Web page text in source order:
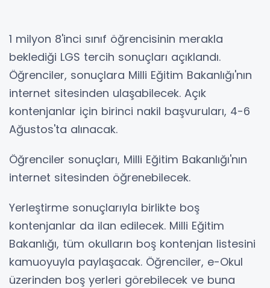
1 milyon 8'inci sınıf öğrencisinin merakla
beklediği LGS tercih sonuçları açıklandı.
Öğrenciler, sonuçlara Milli Eğitim Bakanlığı'nın
internet sitesinden ulaşabilecek. Açık
kontenjanlar için birinci nakil başvuruları, 4-6
Ağustos'ta alınacak.
Öğrenciler sonuçları, Milli Eğitim Bakanlığı'nın
internet sitesinden öğrenebilecek.
Yerleştirme sonuçlarıyla birlikte boş
kontenjanlar da ilan edilecek. Milli Eğitim
Bakanlığı, tüm okulların boş kontenjan listesini
kamuoyuyla paylaşacak. Öğrenciler, e-Okul
üzerinden boş yerleri görebilecek ve buna